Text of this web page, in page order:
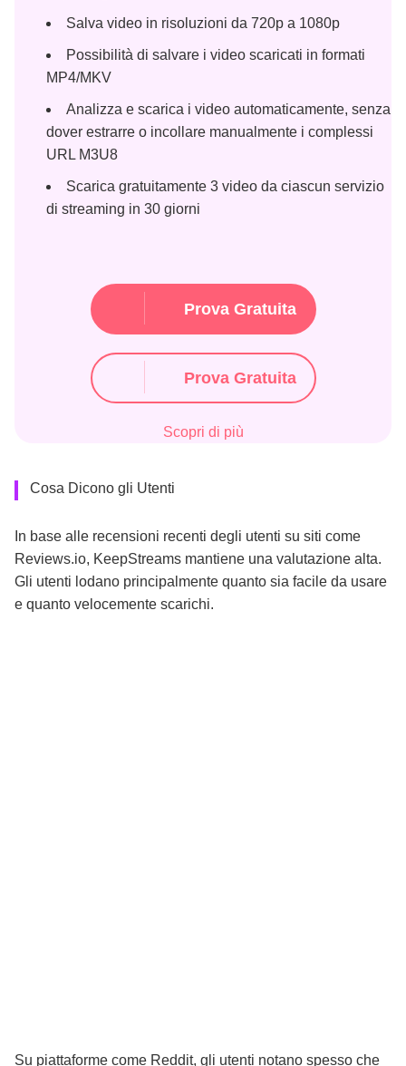
Salva video in risoluzioni da 720p a 1080p
Possibilità di salvare i video scaricati in formati
MP4/MKV
Analizza e scarica i video automaticamente, senza
dover estrarre o incollare manualmente i complessi
URL M3U8
Scarica gratuitamente 3 video da ciascun servizio
di streaming in 30 giorni
Prova Gratuita
Prova Gratuita
Scopri di più
Cosa Dicono gli Utenti
In base alle recensioni recenti degli utenti su siti come
Reviews.io, KeepStreams mantiene una valutazione alta.
Gli utenti lodano principalmente quanto sia facile da usare
e quanto velocemente scarichi.
Su piattaforme come Reddit, gli utenti notano spesso che